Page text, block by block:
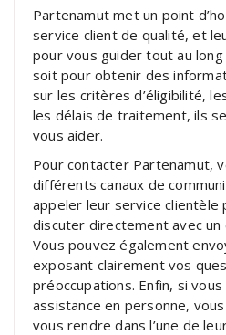
Partenamut met un point
service client de qualité, et
pour vous guider tout au
soit pour obtenir des
sur les critères d’éligibilité,
les délais de traitement, ils
vous aider.
Pour contacter Partenamut,
différents canaux de
appeler leur service clientèle
discuter directement avec
Vous pouvez également
exposant clairement vos
préoccupations. Enfin, si
assistance en personne,
vous rendre dans l’une de